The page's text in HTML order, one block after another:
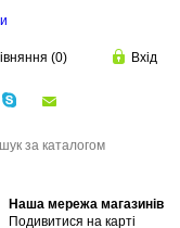
(0) Вхід
Наша мережа магазинів
Подивитися на карті